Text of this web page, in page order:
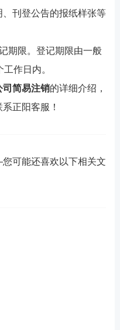
刊登公告的报纸样张等
期限。登记期限由一般
作日内。
司简易注销的详细介绍，
正阳客服！
可能还喜欢以下相关文